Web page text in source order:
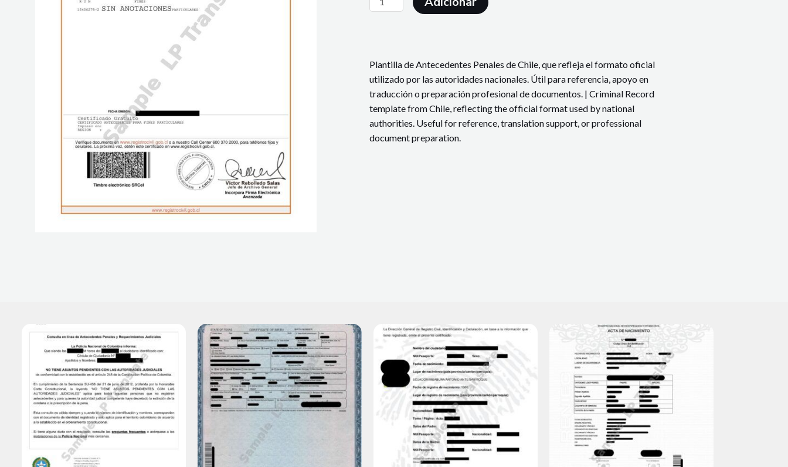
o
r
e
s
de
Chile
Plantilla de Antecedentes Penales de Chile, que refleja el formato oficial
utilizado por las autoridades nacionales. Útil para referencia, apoyo en
traducción o preparación profesional de documentos. | Criminal Record
template from Chile, reflecting the official format used by national
authorities. Useful for reference, translation support, or professional
document preparation.